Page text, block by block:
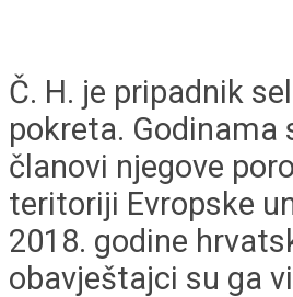
Č. H. je pripadnik
pokreta. Godinama
članovi njegove
teritoriji Evropske
2018. godine
obavještajci su ga